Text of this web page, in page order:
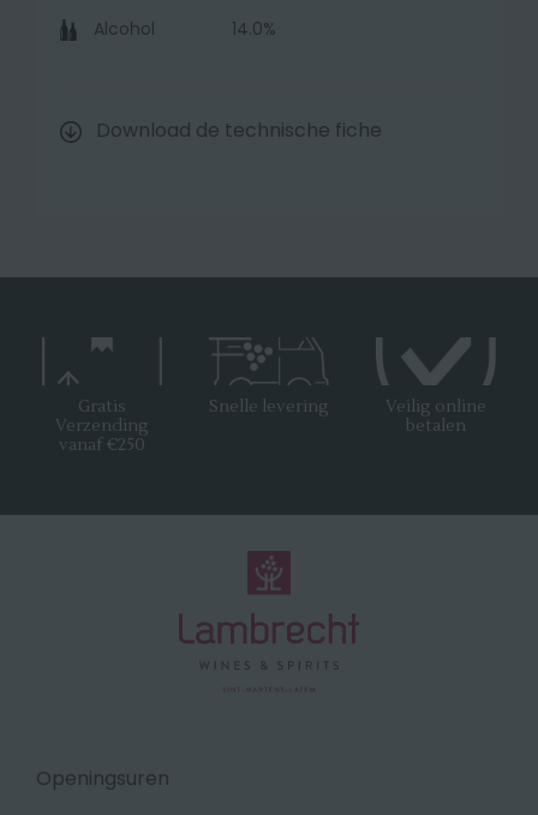
Alcohol
14.0%
Download de technische fiche
Gratis
Verzending
vanaf €250
Snelle levering
Veilig online
betalen
Openingsuren